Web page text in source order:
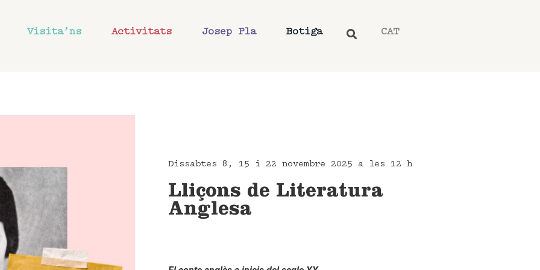
Visita’ns Activitats Josep Pla Botiga CAT
Dissabtes 8, 15 i 22 novembre 2025 a les 12 h
Lliçons de Literatura
Anglesa